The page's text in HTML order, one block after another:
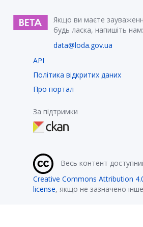
Якщо ви маєте
будь ласка, напишіть нам:
data@loda.gov.ua
API
Політика відкритих даних
Про портал
За підтримки
Весь контент
Creative Commons Attribution
license, якщо не зазначено інше